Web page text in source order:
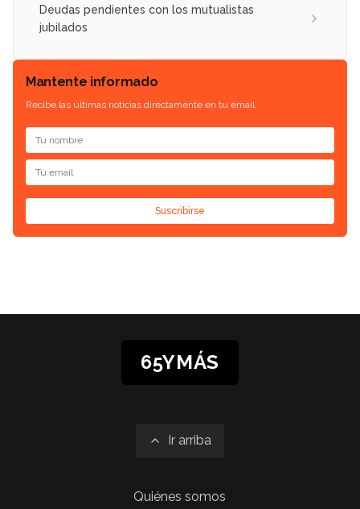
Deudas pendientes con los mutualistas
jubilados
Mantente informado
Recibe las últimas noticias directamente en tu email.
Suscribirse
65YMÁS
Ir arriba
Quiénes somos